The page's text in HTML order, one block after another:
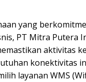
yang
PT Mitra Putera
aktivitas
konektivitas
layanan WMS